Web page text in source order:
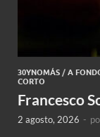
30YNOMÁS / A
CORTO
Francesco
2 agosto, 2026 -